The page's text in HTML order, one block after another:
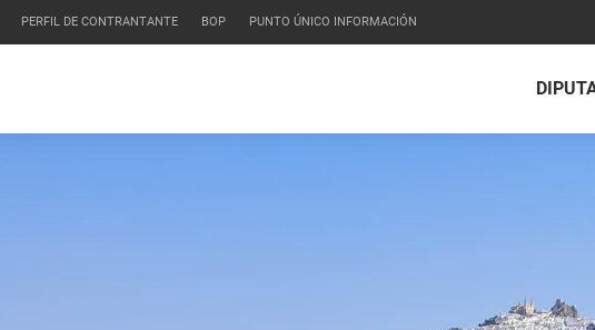
PERFIL DE CONTRANTANTE BOP PUNTO ÚNICO INFORMACIÓN